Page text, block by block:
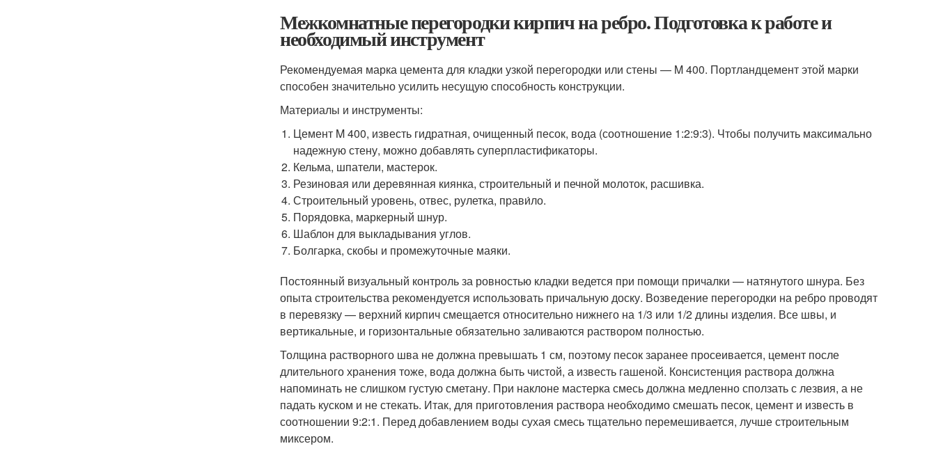
Межкомнатные перегородки кирпич на ребро. Подготовка к работе и
необходимый инструмент
Рекомендуемая марка цемента для кладки узкой перегородки или стены — M 400. Портландцемент этой марки
способен значительно усилить несущую способность конструкции.
Материалы и инструменты:
Цемент M 400, известь гидратная, очищенный песок, вода (соотношение 1:2:9:3). Чтобы получить максимально
надежную стену, можно добавлять суперпластификаторы.
Кельма, шпатели, мастерок.
Резиновая или деревянная киянка, строительный и печной молоток, расшивка.
Строительный уровень, отвес, рулетка, прави́ло.
Порядовка, маркерный шнур.
Шаблон для выкладывания углов.
Болгарка, скобы и промежуточные маяки.
Постоянный визуальный контроль за ровностью кладки ведется при помощи причалки — натянутого шнура. Без
опыта строительства рекомендуется использовать причальную доску. Возведение перегородки на ребро проводят
в перевязку — верхний кирпич смещается относительно нижнего на 1/3 или 1/2 длины изделия. Все швы, и
вертикальные, и горизонтальные обязательно заливаются раствором полностью.
Толщина растворного шва не должна превышать 1 см, поэтому песок заранее просеивается, цемент после
длительного хранения тоже, вода должна быть чистой, а известь гашеной. Консистенция раствора должна
напоминать не слишком густую сметану. При наклоне мастерка смесь должна медленно сползать с лезвия, а не
падать куском и не стекать. Итак, для приготовления раствора необходимо смешать песок, цемент и известь в
соотношении 9:2:1. Перед добавлением воды сухая смесь тщательно перемешивается, лучше строительным
миксером.